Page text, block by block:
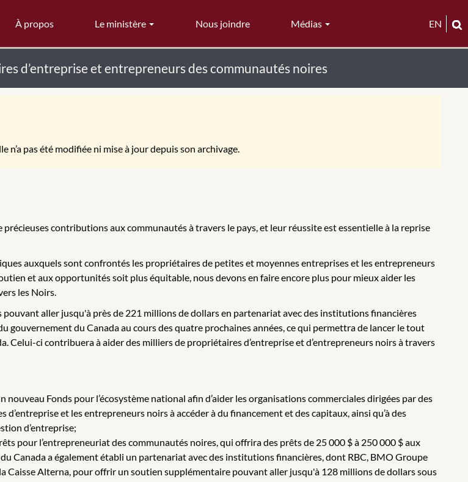
À propos Le ministère Nous joindre Médias EN
d’entreprise et entrepreneurs des communautés noires
n’a pas été modifiée ni mise à jour depuis son archivage.
contributions aux communautés à travers le pays, et leur réussite est essentielle à la reprise
auxquels sont confrontés les propriétaires de petites et moyennes entreprises et les entrepreneurs
et aux opportunités soit plus équitable, nous devons en faire encore plus pour mieux aider les
les Noirs.
aller jusqu'à près de 221 millions de dollars en partenariat avec des institutions financières
gouvernement du Canada au cours des quatre prochaines années, ce qui permettra de lancer le tout
Celui-ci contribuera à aider des milliers de propriétaires d’entreprise et d’entrepreneurs noirs à travers
Fonds pour l’écosystème national afin d’aider les organisations commerciales dirigées par des
et les entrepreneurs noirs à accéder à du financement et des capitaux, ainsi qu’à des
d’entreprise;
pour l’entrepreneuriat des communautés noires, qui offrira des prêts de 25 000 $ à 250 000 $ aux
Canada a également établi un partenariat avec des institutions financières, dont RBC, BMO Groupe
Caisse Alterna, pour offrir un soutien supplémentaire pouvant aller jusqu'à 128 millions de dollars sous